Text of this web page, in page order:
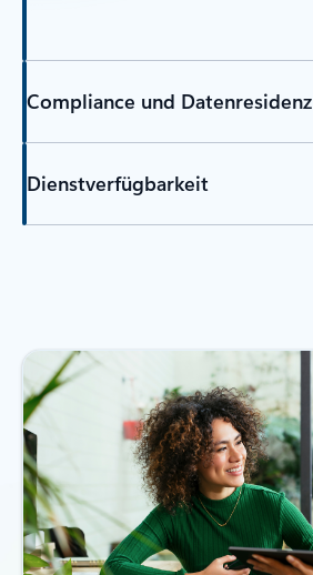
Compliance und Datenresidenz
Dienstverfügbarkeit